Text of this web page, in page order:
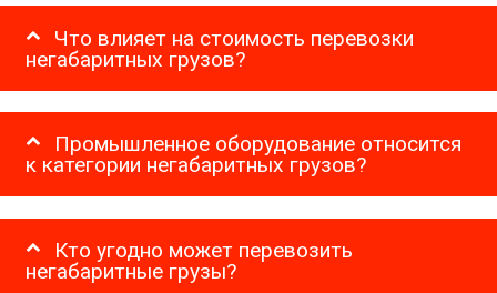
Что влияет на стоимость перевозки
негабаритных грузов?
Промышленное оборудование относится
к категории негабаритных грузов?
Кто угодно может перевозить
негабаритные грузы?